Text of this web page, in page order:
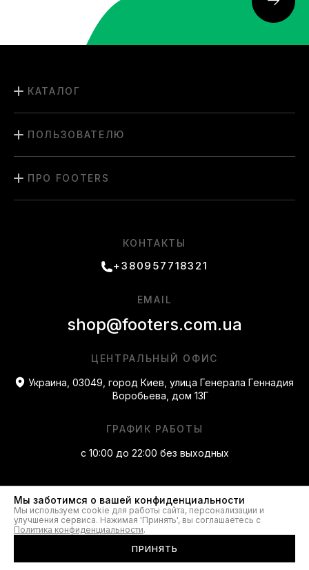
КАТАЛОГ
ПОЛЬЗОВАТЕЛЮ
ПРО FOOTERS
КОНТАКТЫ
+380957718321
ЦЕНТРАЛЬНЫЙ ОФИС
Украина, 03049, город Киев, улица Генерала Геннадия
Воробьева, дом 13Г
ГРАФИК РАБОТЫ
с 10:00 до 22:00 без выходных
EMAIL
shop@footers.com.ua
Мы заботимся о вашей конфиденциальности
Мы используем cookie для работы сайта, персонализации и
улучшения сервиса. Нажимая 'Принять', вы соглашаетесь с
Политика конфиденциальности.
ПРИНЯТЬ